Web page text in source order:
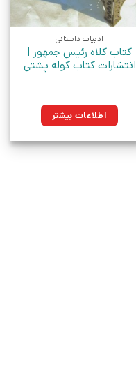
ادبیات داستانی
کتاب کلاه رئیس جمهور |
انتشارات کتاب کوله پشتی
اطلاعات بیشتر